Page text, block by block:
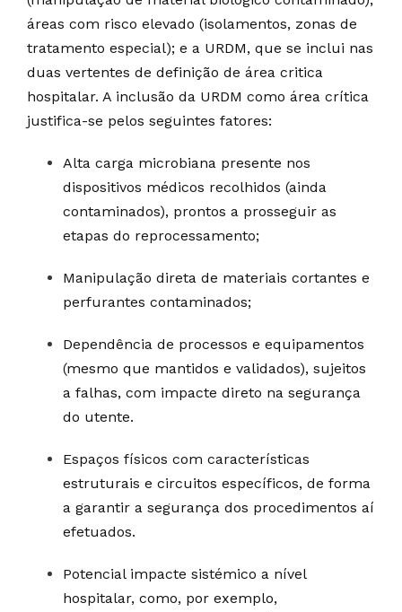
áreas com risco elevado (isolamentos, zonas de
tratamento especial); e a URDM, que se inclui nas
duas vertentes de definição de área critica
hospitalar. A inclusão da URDM como área crítica
justifica-se pelos seguintes fatores:
Alta carga microbiana presente nos
dispositivos médicos recolhidos (ainda
contaminados), prontos a prosseguir as
etapas do reprocessamento;
Manipulação direta de materiais cortantes e
perfurantes contaminados;
Dependência de processos e equipamentos
(mesmo que mantidos e validados), sujeitos
a falhas, com impacte direto na segurança
do utente.
Espaços físicos com características
estruturais e circuitos específicos, de forma
a garantir a segurança dos procedimentos aí
efetuados.
Potencial impacte sistémico a nível
hospitalar, como, por exemplo,